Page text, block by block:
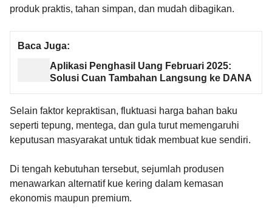
produk praktis, tahan simpan, dan mudah dibagikan.
Baca Juga:
Aplikasi Penghasil Uang Februari 2025:
Solusi Cuan Tambahan Langsung ke DANA
Selain faktor kepraktisan, fluktuasi harga bahan baku
seperti tepung, mentega, dan gula turut memengaruhi
keputusan masyarakat untuk tidak membuat kue sendiri.
Di tengah kebutuhan tersebut, sejumlah produsen
menawarkan alternatif kue kering dalam kemasan
ekonomis maupun premium.